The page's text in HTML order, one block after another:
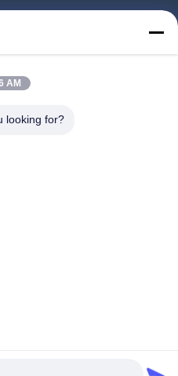
TECHNOLOGY CO.,LTD.
AM
looking for?